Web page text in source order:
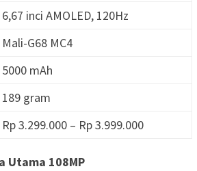
6,67 inci AMOLED, 120Hz
Mali-G68 MC4
5000 mAh
189 gram
Rp 3.299.000 – Rp 3.999.000
Utama 108MP